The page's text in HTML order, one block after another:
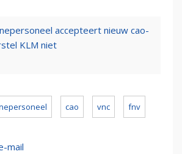
accepteert nieuw cao-
KLM niet
cao vnc fnv
mail